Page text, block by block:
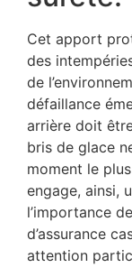
Cet apport
des
de
défaillance
arrière doit
bris de glace
moment le
engage, ainsi,
l’importance
d’assurance
attention